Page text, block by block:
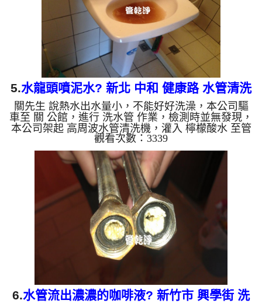
洗出綠色的水，...
5.水龍頭噴泥水? 新北 中和 健康路 水管清洗
關先生 說熱水出水量小，不能好好洗澡，本公司驅
車至 關 公館，進行 洗水管 作業，檢測時並無發現，
本公司架起 高周波水管清洗機，灌入 檸檬酸水 至管
路裡面，等了約15分，開啟 水管清洗機 ，啟動 脈
衝 模式，一開始就洗出棕色髒水，越洗就越髒，後
面變成了超濃郁棕色髒水，像是泥水一般，如下圖片
影片，一個多小時後， 出水量變大了，關先生能正
常用水了!! 如是自來水，如水管老化，會產生鐵鏽跟
泥沙堆積，洗出來的水就會是咖啡色，地下水含有氧
化錳，管壁上會結成黑色管垢，洗出來的水會跟石油
一樣黑，有些洗出...
觀看次數：3339
6.水管流出濃濃的咖啡液? 新竹市 興學街 洗